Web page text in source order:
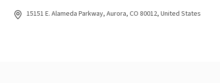
15151 E. Alameda Parkway, Aurora, CO 80012, United States